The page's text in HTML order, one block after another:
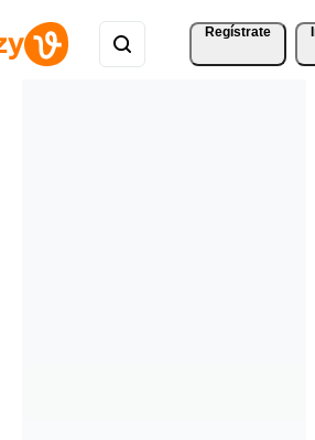
Regístrate